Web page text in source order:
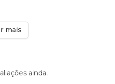
mais
ainda.